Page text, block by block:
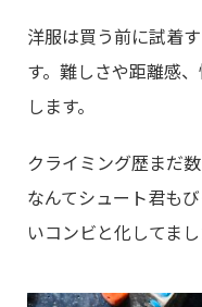
洋服は買う前に試着
す。難しさや距離感
します。
クライミング歴まだ
なんてシュート君も
いコンビと化してまし